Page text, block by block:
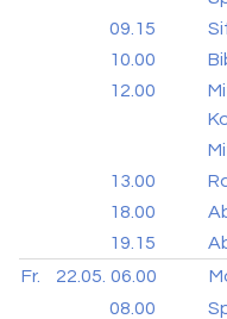
09.15
10.00
12.00
13.00
18.00
19.15
Fr.
22.05. 06.00
08.00